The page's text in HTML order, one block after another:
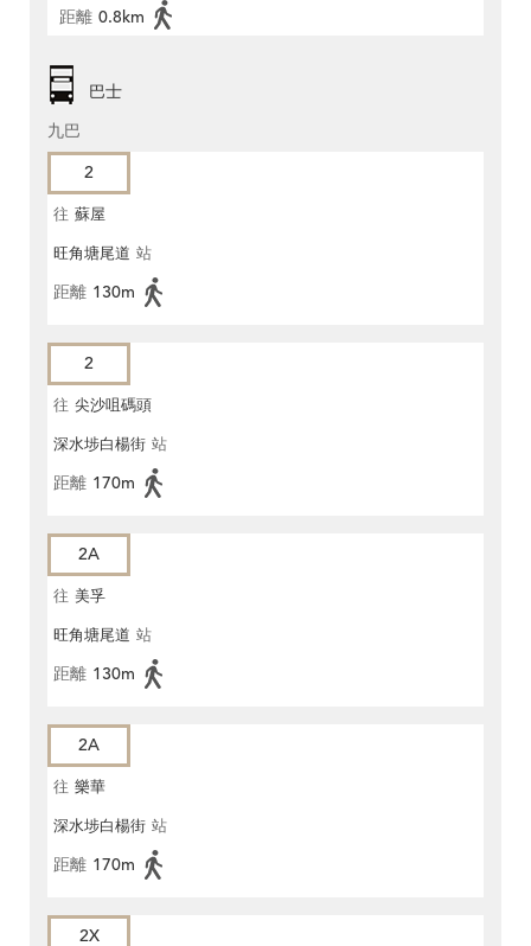
距離 0.8km
巴士
九巴
2
往 蘇屋
旺角塘尾道 站
距離 130m
2
往 尖沙咀碼頭
深水埗白楊街 站
距離 170m
2A
往 美孚
旺角塘尾道 站
距離 130m
2A
往 樂華
深水埗白楊街 站
距離 170m
2X